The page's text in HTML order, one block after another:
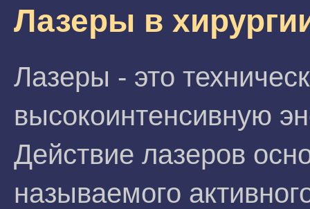
Лазеры в
Лазеры - это
высокоинтенсивную
Действие лазеров
называемого